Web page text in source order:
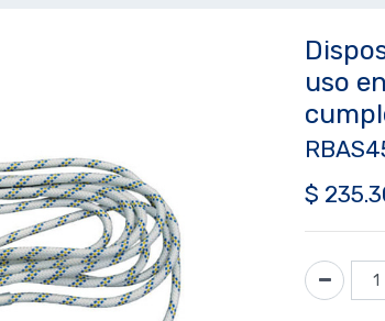
uso
$